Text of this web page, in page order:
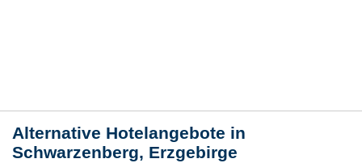
Alternative Hotelangebote in
Schwarzenberg, Erzgebirge